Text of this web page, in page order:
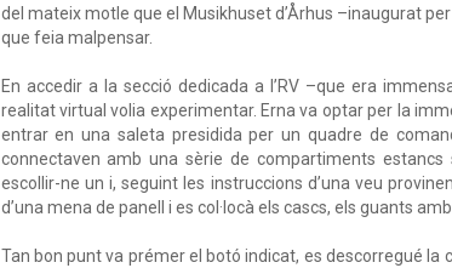
del mateix motle que el Musikhuset d’Århus –inaugurat
que feia malpensar.
En accedir a la secció dedicada a l’RV –que era
realitat virtual volia experimentar. Erna va optar per la
entrar en una saleta presidida per un quadre de
connectaven amb una sèrie de compartiments
escollir-ne un i, seguint les instruccions d’una veu
d’una mena de panell i es col·locà els cascs, els guants
Tan bon punt va prémer el botó indicat, es descorregué